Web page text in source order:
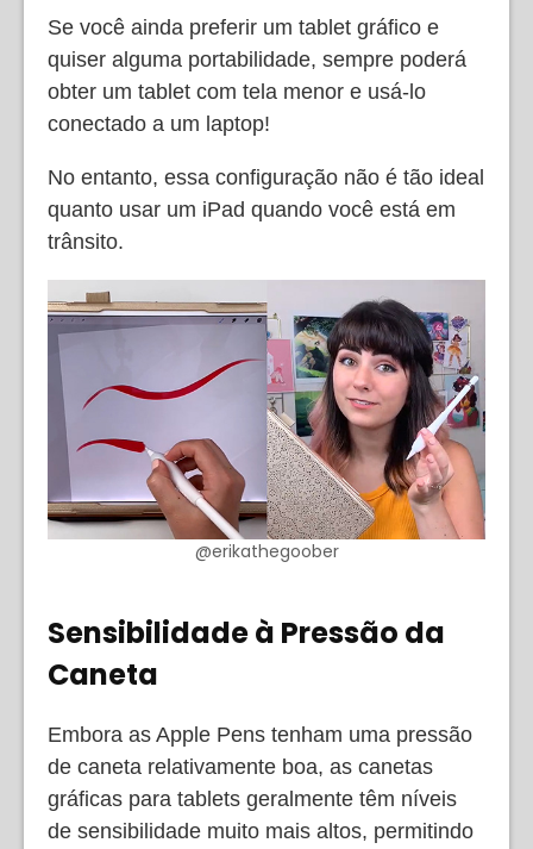
Se você ainda preferir um tablet gráfico e
quiser alguma portabilidade, sempre poderá
obter um tablet com tela menor e usá-lo
conectado a um laptop!
No entanto, essa configuração não é tão ideal
quanto usar um iPad quando você está em
trânsito.
@erikathegoober
Sensibilidade à Pressão da
Caneta
Embora as Apple Pens tenham uma pressão
de caneta relativamente boa, as canetas
gráficas para tablets geralmente têm níveis
de sensibilidade muito mais altos, permitindo